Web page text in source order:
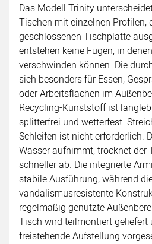
Das Modell Trinity
Tischen mit einzelnen Profilen,
geschlossenen Tischplatte
entstehen keine Fugen, in
verschwinden können. Die
sich besonders für Essen,
oder Arbeitsflächen im
Recycling-Kunststoff ist
splitterfrei und wetterfest.
Schleifen ist nicht erforderlich.
Wasser aufnimmt, trocknet der
schneller ab. Die integrierte
stabile Ausführung, während
vandalismusresistente
regelmäßig genutzte
Tisch wird teilmontiert geliefert
freistehende Aufstellung